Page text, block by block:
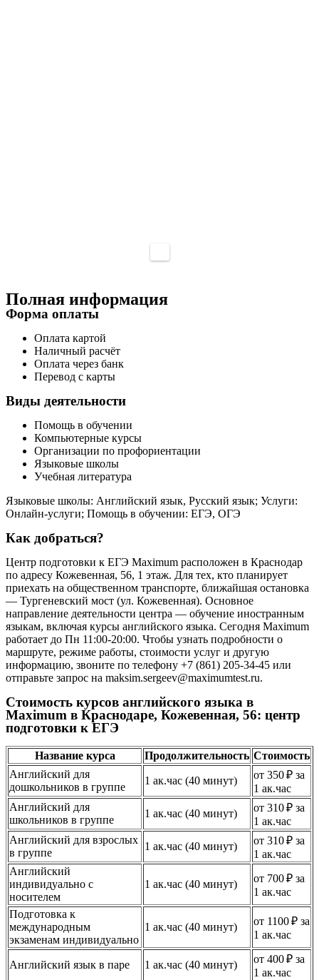
Полная информация
Форма оплаты
Оплата картой
Наличный расчёт
Оплата через банк
Перевод с карты
Виды деятельности
Помощь в обучении
Компьютерные курсы
Организации по профориентации
Языковые школы
Учебная литература
Языковые школы: Английский язык, Русский язык; Услуги:
Онлайн-услуги; Помощь в обучении: ЕГЭ, ОГЭ
Как добраться?
Центр подготовки к ЕГЭ Maximum расположен в Краснодар
по адресу Кожевенная, 56, 1 этаж. Для тех, кто планирует
приехать на общественном транспорте, ближайшая остановка
— Тургеневский мост (ул. Кожевенная). Основное
направление деятельности центра — обучение иностранным
языкам, включая курсы английского языка. Сегодня Maximum
работает до Пн 11:00-20:00. Чтобы узнать подробности о
маршруте, режиме работы, стоимости услуг и другую
информацию, звоните по телефону +7 (861) 205-34-45 или
отправьте запрос на maksim.sergeev@maximumtest.ru.
Стоимость курсов английского языка в
Maximum в Краснодаре, Кожевенная, 56: центр
подготовки к ЕГЭ
Название курса Продолжительность Стоимость
Английский для
дошкольников в группе
1 ак.час (40 минут)
от 350 ₽ за
1 ак.час
Английский для
школьников в группе
1 ак.час (40 минут)
от 310 ₽ за
1 ак.час
Английский для взрослых
в группе
1 ак.час (40 минут)
от 310 ₽ за
1 ак.час
Английский
индивидуально с
носителем
1 ак.час (40 минут)
от 700 ₽ за
1 ак.час
Подготовка к
международным
экзаменам индивидуально
1 ак.час (40 минут)
от 1100 ₽ за
1 ак.час
Английский язык в паре 1 ак.час (40 минут)
от 400 ₽ за
1 ак.час